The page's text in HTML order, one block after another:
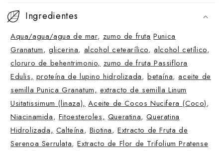
o
n
t
e
n
d
o
p
Ingredientes
Aqua/agua/agua de mar, zumo de fruta Punica
Granatum,glicerina, alcohol cetearílico,alcohol cetílico,
cloruro de behentrimonio, zumo de fruta Passiflora
Edulis, proteína de lupino hidrolizada,betaína,aceite de
semilla Punica Granatum, extracto de semilla Linum
Usitatissimum (linaza), Aceite de Cocos Nucifera (Coco),
Niacinamida, Fitoesteroles, Queratina,Queratina
Hidrolizada, Calteína, Biotina,Extracto de Fruta de
Serenoa Serrulata,Extracto de Flor de Trifolium Pratense